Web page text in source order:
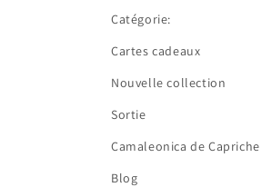
Catégorie:
Cartes cadeaux
Nouvelle collection
Sortie
Camaleonica de Capriche
Blog